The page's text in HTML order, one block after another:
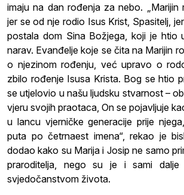
imaju na dan rođenja za nebo. „Marijin
jer se od nje rodio Isus Krist, Spasitelj,
postala dom Sina Božjega, koji je htio
narav. Evanđelje koje se čita na Marijin
o njezinom rođenju, već upravo o
zbilo rođenje Isusa Krista. Bog se htio
se utjelovio u našu ljudsku stvarnost –
vjeru svojih praotaca, On se pojavljuje
u lancu vjerničke generacije prije
puta po četrnaest imena“, rekao je
dodao kako su Marija i Josip ne samo
praroditelja, nego su je i sami dalje
svjedočanstvom života.